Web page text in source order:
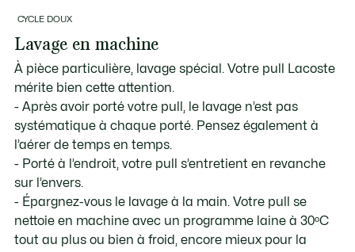
CYCLE DOUX
Lavage en machine
À pièce particulière, lavage spécial. Votre pull Lacoste
mérite bien cette attention.
- Après avoir porté votre pull, le lavage n’est pas
systématique à chaque porté. Pensez également à
l’aérer de temps en temps.
- Porté à l’endroit, votre pull s’entretient en revanche
sur l’envers.
- Épargnez-vous le lavage à la main. Votre pull se
nettoie en machine avec un programme laine à 30ᵒC
tout au plus ou bien à froid, encore mieux pour la